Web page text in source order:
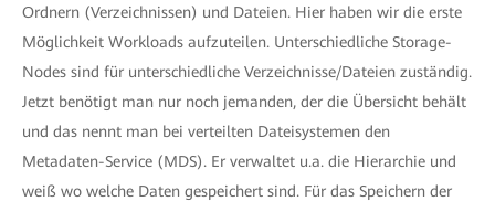
Ordnern (Verzeichnissen) und Dateien. Hier haben wir die erste
Möglichkeit Workloads aufzuteilen. Unterschiedliche Storage-
Nodes sind für unterschiedliche Verzeichnisse/Dateien zuständig.
Jetzt benötigt man nur noch jemanden, der die Übersicht behält
und das nennt man bei verteilten Dateisystemen den
Metadaten-Service (MDS). Er verwaltet u.a. die Hierarchie und
weiß wo welche Daten gespeichert sind. Für das Speichern der